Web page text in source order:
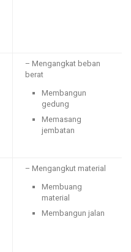
– Mengangkat beban
berat
Membangun
gedung
Memasang
jembatan
– Mengangkut material
Membuang
material
Membangun jalan